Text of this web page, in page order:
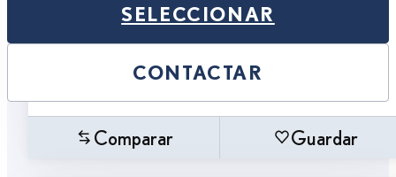
SELECCIONAR
CONTACTAR
Comparar Guardar